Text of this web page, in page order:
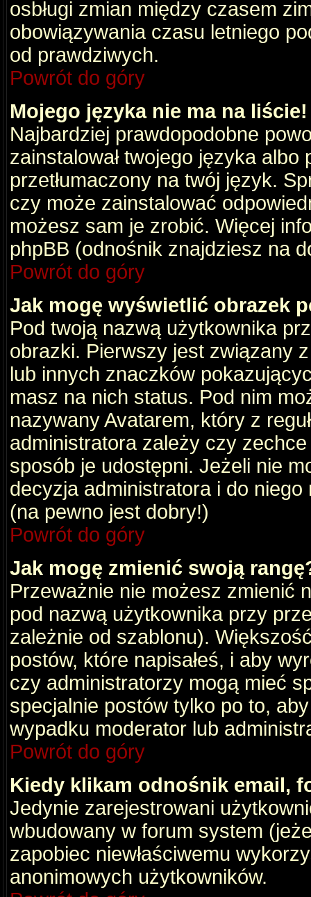
osbługi zmian między czasem
obowiązywania czasu letniego
od prawdziwych.
Powrót do góry
Mojego języka nie ma na liście!
Najbardziej prawdopodobne
zainstalował twojego języka albo
przetłumaczony na twój język.
czy może zainstalować
możesz sam je zrobić. Więcej
phpBB (odnośnik znajdziesz na
Powrót do góry
Jak mogę wyświetlić obrazek
Pod twoją nazwą użytkownika
obrazki. Pierwszy jest związany
lub innych znaczków
masz na nich status. Pod nim
nazywany Avatarem, który z
administratora zależy czy
sposób je udostępni. Jeżeli nie
decyzja administratora i do
(na pewno jest dobry!)
Powrót do góry
Jak mogę zmienić swoją
Przeważnie nie możesz zmienić
pod nazwą użytkownika przy
zależnie od szablonu).
postów, które napisałeś, i aby
czy administratorzy mogą mieć
specjalnie postów tylko po to,
wypadku moderator lub
Powrót do góry
Kiedy klikam odnośnik email,
Jedynie zarejestrowani
wbudowany w forum system
zapobiec niewłaściwemu
anonimowych użytkowników.